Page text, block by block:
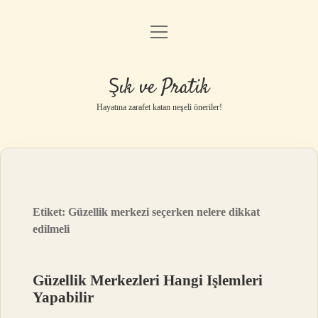
Anasayfa
Yasal Uyarı
menüyü
Şık ve Pratik
Hayatına zarafet katan neşeli öneriler!
Etiket:Güzellik merkezi seçerken nelere dikkat
edilmeli
Güzellik Merkezleri Hangi Işlemleri
Yapabilir